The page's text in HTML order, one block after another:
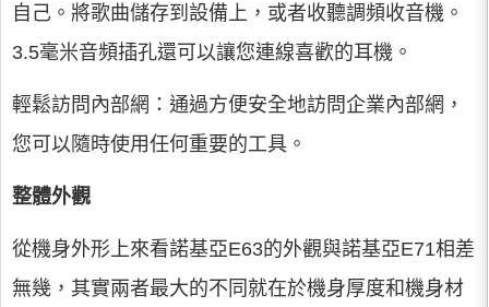
自己。將歌曲儲存到設備上，或者收聽調頻收音機。
3.5毫米音頻插孔還可以讓您連線喜歡的耳機。
輕鬆訪問內部網：通過方便安全地訪問企業內部網，
您可以隨時使用任何重要的工具。
整體外觀
從機身外形上來看諾基亞E63的外觀與諾基亞E71相差
無幾，其實兩者最大的不同就在於機身厚度和機身材